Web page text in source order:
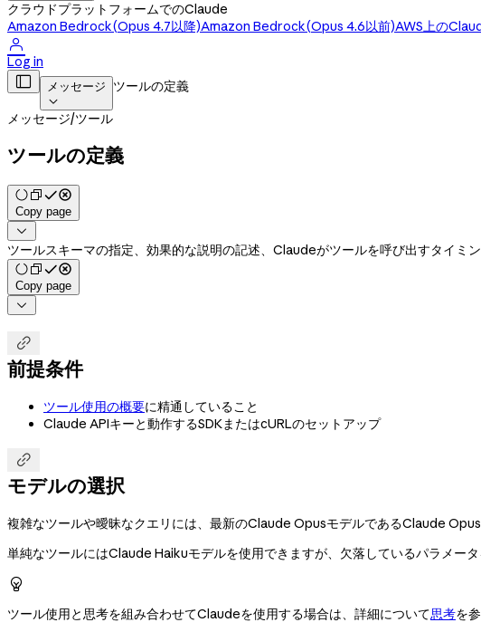
クラウドプラットフォームでのClaude
Amazon Bedrock(Opus 4.7以降)Amazon Bedrock(Opus 4.6以前)AWS上の

Log in
 メッセージ

ツールの定義
メッセージ/ツール
ツールの定義
Copy page

ツールスキーマの指定、効果的な説明の記述、Claudeがツールを呼び出すタイミン
Copy page


前提条件
ツール使用の概要に精通していること
Claude APIキーと動作するSDKまたはcURLのセットアップ

モデルの選択
複雑なツールや曖昧なクエリには、最新のClaude OpusモデルであるClaude
単純なツールにはClaude Haikuモデルを使用できますが、欠落しているパラメー

ツール使用と思考を組み合わせてClaudeを使用する場合は、詳細について思考を